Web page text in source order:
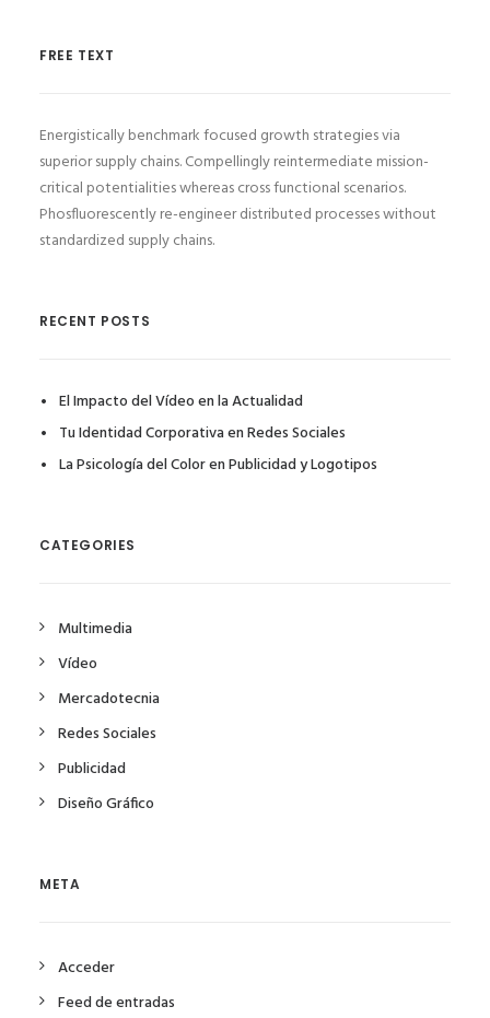
FREE TEXT
Energistically benchmark focused growth strategies via
superior supply chains. Compellingly reintermediate mission-
critical potentialities whereas cross functional scenarios.
Phosfluorescently re-engineer distributed processes without
standardized supply chains.
RECENT POSTS
El Impacto del Vídeo en la Actualidad
Tu Identidad Corporativa en Redes Sociales
La Psicología del Color en Publicidad y Logotipos
CATEGORIES
Multimedia
Vídeo
Mercadotecnia
Redes Sociales
Publicidad
Diseño Gráfico
META
Acceder
Feed de entradas